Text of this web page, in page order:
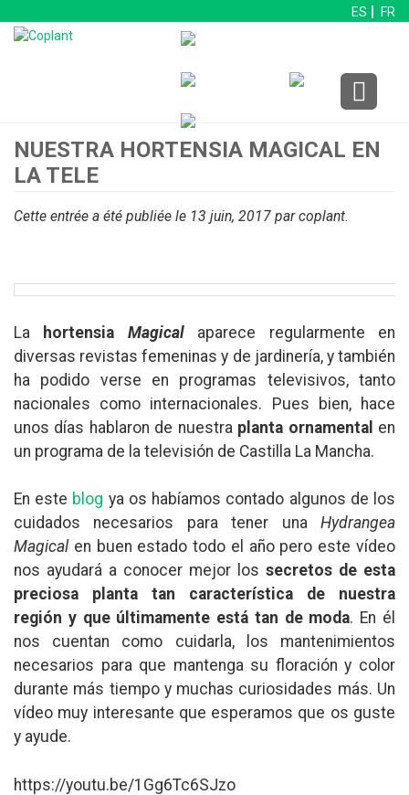
ES FR
NUESTRA HORTENSIA MAGICAL EN
LA TELE
Cette entrée a été publiée le 13 juin, 2017 par coplant.
La hortensia Magicalaparece regularmente en
diversas revistas femeninas y de jardinería, y también
ha podido verse en programas televisivos, tanto
nacionales como internacionales. Pues bien, hace
unos días hablaron de nuestra planta ornamental en
un programa de la televisión de Castilla La Mancha.
En este blog ya os habíamos contado algunos de los
cuidados necesarios para tener una Hydrangea
Magical en buen estado todo el año pero este vídeo
nos ayudará a conocer mejor los secretos de esta
preciosa planta tan característica de nuestra
región y que últimamente está tan de moda. En él
nos cuentan como cuidarla, los mantenimientos
necesarios para que mantenga su floración y color
durante más tiempo y muchas curiosidades más. Un
vídeo muy interesante que esperamos que os guste
y ayude.
https://youtu.be/1Gg6Tc6SJzo